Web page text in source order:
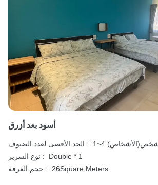
أسود بعد أزرق
الحد الأقصى لعدد الضيوف :
الشخص(الأشخاص)
نوع السرير :
Double * 1
حجم الغرفة : 26Square Meters